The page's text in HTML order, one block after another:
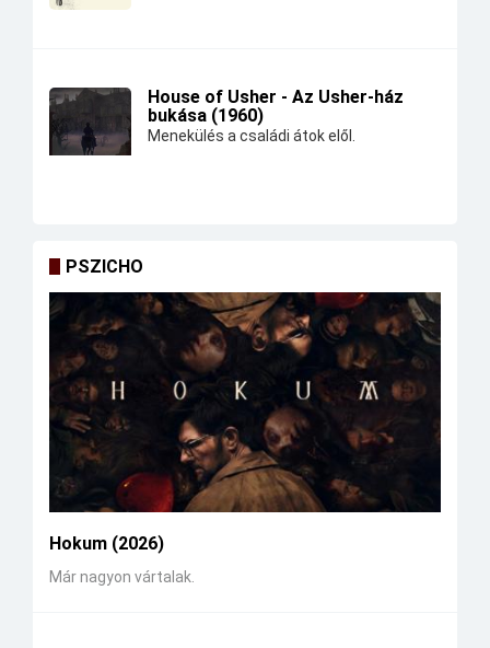
House of Usher - Az Usher-ház
bukása (1960)
Menekülés a családi átok elől.
PSZICHO
Hokum (2026)
Már nagyon vártalak.